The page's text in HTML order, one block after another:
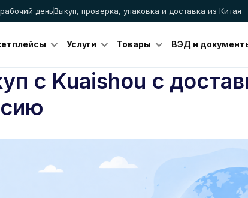
деньВыкуп, проверка, упаковка и доставка из Китая
Услуги Товары ВЭД и
с Kuaishou с